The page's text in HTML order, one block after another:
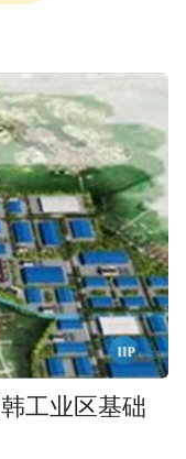
工业区基础